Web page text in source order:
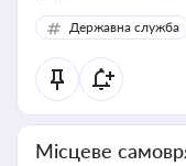
Державна служба
Місцеве